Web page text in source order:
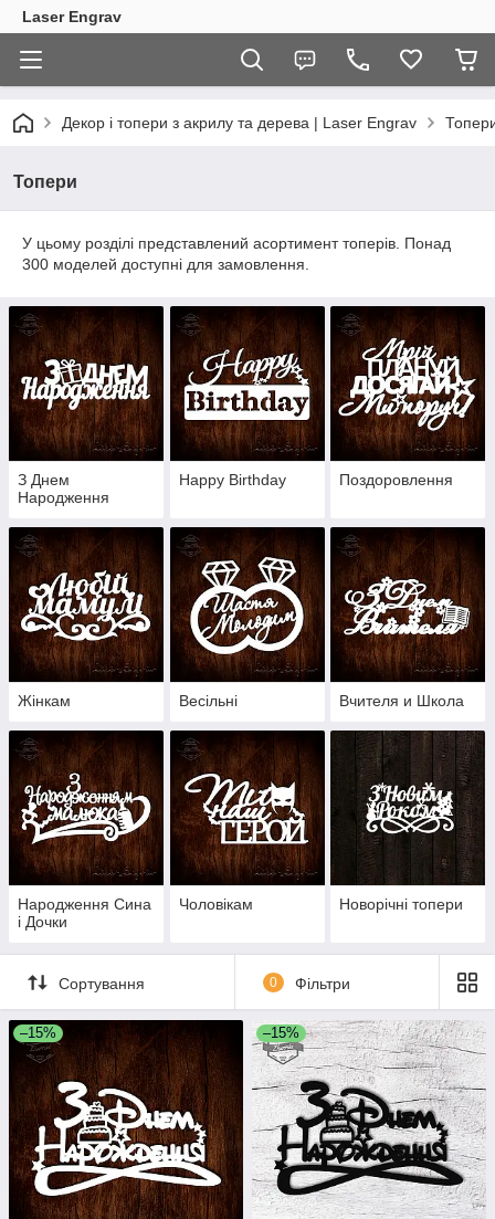
Laser Engrav
Декор і топери з акрилу та дерева | Laser Engrav
Топери
У цьому розділі представлений асортимент топерів. Понад
300 моделей доступні для замовлення.
З Днем
Народження
Happy Birthday Поздоровлення
Жінкам Весільні Вчителя и Школа
Народження Сина
і Дочки
Чоловікам Новорічні топери
Сортування 0 Фільтри
–15% –15%